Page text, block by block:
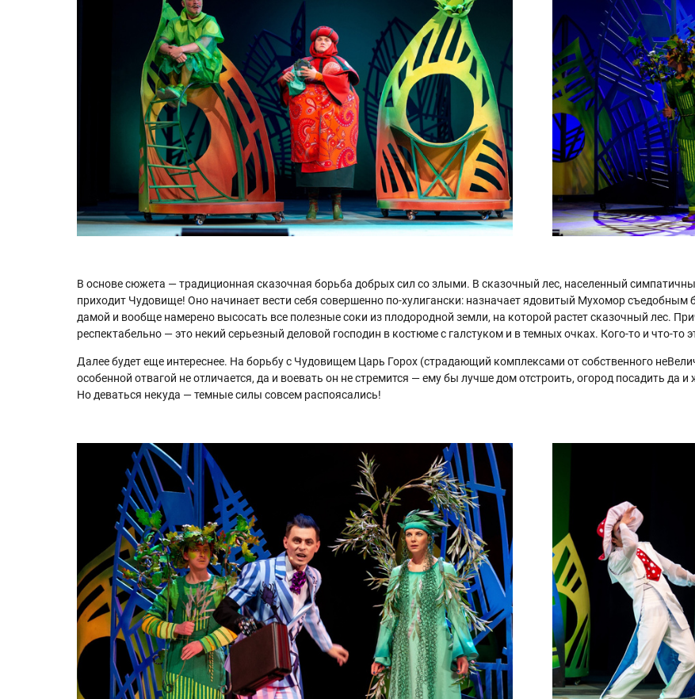
В основе сюжета — традиционная сказочная борьба добрых сил со злыми. В сказочный лес, населенный
приходит Чудовище! Оно начинает вести себя совершенно по-хулигански: назначает ядовитый Мухомор
дамой и вообще намерено высосать все полезные соки из плодородной земли, на которой растет сказочный лес.
респектабельно — это некий серьезный деловой господин в костюме с галстуком и в темных очках. Кого-то и что-то
Далее будет еще интереснее. На борьбу с Чудовищем Царь Горох (страдающий комплексами от собственного
особенной отвагой не отличается, да и воевать он не стремится — ему бы лучше дом отстроить, огород посадить
Но деваться некуда — темные силы совсем распоясались!